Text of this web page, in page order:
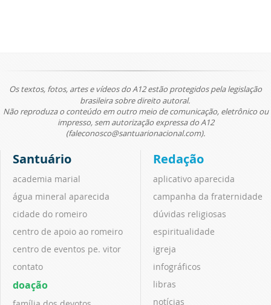
Os textos, fotos, artes e vídeos do A12 estão protegidos pela legislação
brasileira sobre direito autoral.
Não reproduza o conteúdo em outro meio de comunicação, eletrônico ou
impresso, sem autorização expressa do A12
(faleconosco@santuarionacional.com).
Santuário
academia marial
água mineral aparecida
cidade do romeiro
centro de apoio ao romeiro
centro de eventos pe. vitor
contato
doação
Redação
aplicativo aparecida
campanha da fraternidade
dúvidas religiosas
espiritualidade
igreja
infográficos
libras
notícias